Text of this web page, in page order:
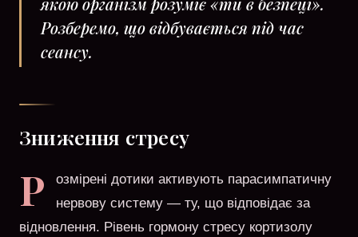
Розберемо, що відбувається під час
сеансу.
Зниження стресу
Р
озмірені дотики активують парасимпатичну
нервову систему — ту, що відповідає за
відновлення. Рівень гормону стресу кортизолу